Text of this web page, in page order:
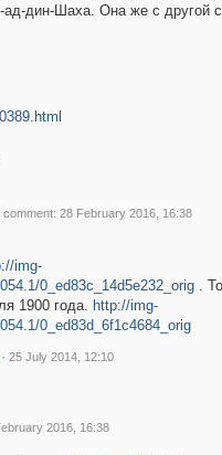
дин-Шаха. Она же с другой
comment: 28 February 2016, 16:38
img-
0_ed83c_14d5e232_orig.
1900 года. http://img-
0_ed83d_6f1c4684_orig
· 25 July 2014, 12:10
2016, 16:38